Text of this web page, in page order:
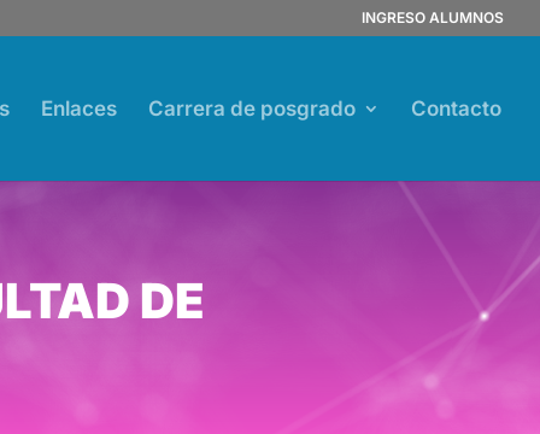
INGRESO ALUMNOS
Enlaces Carrera de posgrado Contacto
DE